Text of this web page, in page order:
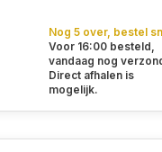
Nog 5 over, bestel
Voor 16:00 besteld,
vandaag nog
Direct afhalen is
mogelijk.